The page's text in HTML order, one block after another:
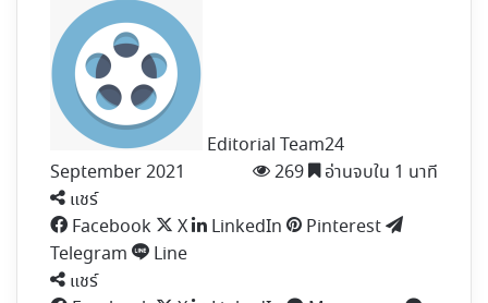
Editorial Team24
September 2021
269
อ่านจบใน 1 นาที
แชร์
Facebook
X LinkedIn
Pinterest
Telegram
Line
แชร์